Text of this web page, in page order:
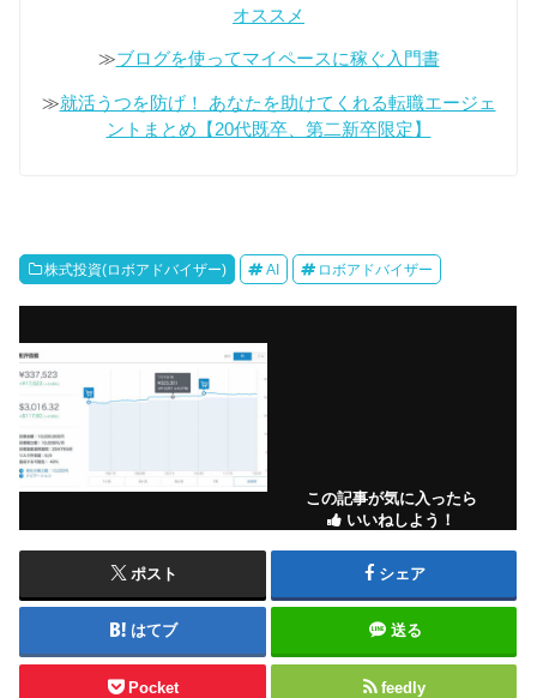
オススメ
≫ブログを使ってマイペースに稼ぐ入門書
≫就活うつを防げ！ あなたを助けてくれる転職エージェ
ントまとめ【20代既卒、第二新卒限定】
株式投資(ロボアドバイザー) AI ロボアドバイザー
この記事が気に入ったら
いいねしよう！
ポスト シェア
はてブ 送る
Pocket feedly